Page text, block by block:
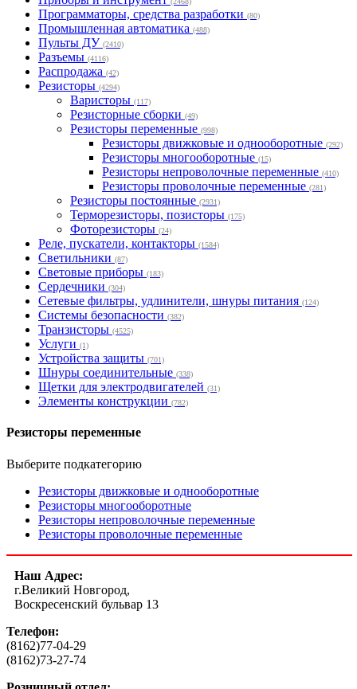
Программаторы, средства разработки (80)
Промышленная автоматика (488)
Пульты ДУ (2410)
Разъемы (4116)
Распродажа (42)
Резисторы (4294)
Варисторы (117)
Резисторные сборки (49)
Резисторы переменные (998)
Резисторы движковые и однооборотные (292)
Резисторы многооборотные (15)
Резисторы непроволочные переменные (410)
Резисторы проволочные переменные (281)
Резисторы постоянные (2931)
Терморезисторы, позисторы (175)
Фоторезисторы (24)
Реле, пускатели, контакторы (1584)
Светильники (87)
Световые приборы (183)
Сердечники (304)
Сетевые фильтры, удлинители, шнуры питания (124)
Системы безопасности (382)
Транзисторы (4525)
Услуги (1)
Устройства защиты (701)
Шнуры соединительные (338)
Щетки для электродвигателей (31)
Элементы конструкции (782)
Резисторы переменные
Выберите подкатегорию
Резисторы движковые и однооборотные
Резисторы многооборотные
Резисторы непроволочные переменные
Резисторы проволочные переменные
Наш Адрес:
г.Великий Новгород,
Воскресенский бульвар 13
Телефон:
(8162)77-04-29
(8162)73-27-74